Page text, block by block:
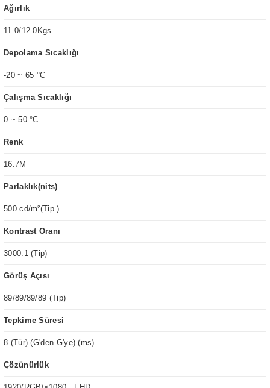
Ağırlık
11.0/12.0Kgs
Depolama Sıcaklığı
-20 ~ 65 °C
Çalışma Sıcaklığı
0 ~ 50 °C
Renk
16.7M
Parlaklık(nits)
500 cd/m²(Tip.)
Kontrast Oranı
3000:1 (Tip)
Görüş Açısı
89/89/89/89 (Tip)
Tepkime Süresi
8 (Tür) (G'den G'ye) (ms)
Çözünürlük